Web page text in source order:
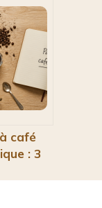
: entre
pour la
café
: 3